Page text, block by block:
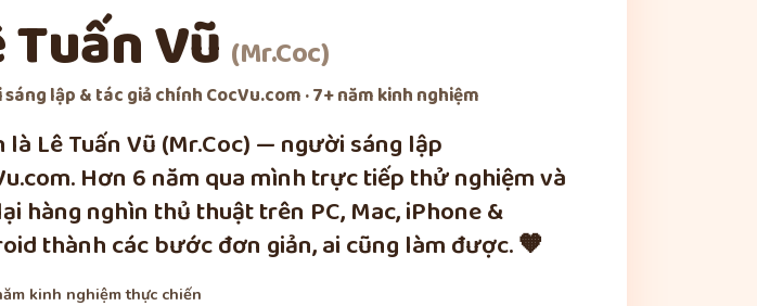
Tuấn Vũ (Mr.Coc)
lập & tác giả chínhCocVu.com · 7+ năm kinh nghiệm
là Lê Tuấn Vũ (Mr.Coc) — người sáng lập
Hơn 6 năm qua mình trực tiếp thử nghiệm và
hàng nghìn thủ thuật trên PC, Mac, iPhone &
thành các bước đơn giản, ai cũng làm được. 🧡
kinh nghiệm thực chiến